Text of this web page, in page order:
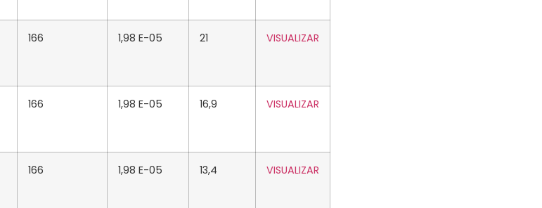
166 1,98 E-05 21 VISUALIZAR
166 1,98 E-05 16,9 VISUALIZAR
166 1,98 E-05 13,4 VISUALIZAR